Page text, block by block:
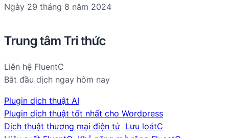
Ngày 29 tháng 8 năm 2024
Trung tâm Tri thức
Liên hệ FluentC
Bắt đầu dịch ngay hôm nay
Plugin dịch thuật AI
Plugin dịch thuật tốt nhất cho Wordpress
Dịch thuật thương mại điện tử Lưu loátC